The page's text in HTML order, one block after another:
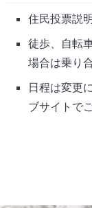
住民投票説
徒歩、自転
場合は乗り
日程は変更
ブサイトで